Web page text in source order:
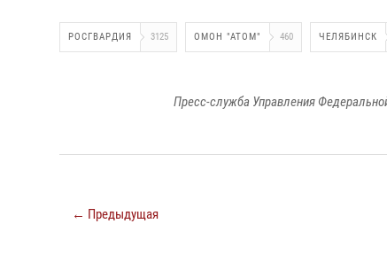
РОСГВАРДИЯ 3125 ОМОН "АТОМ" 460 ЧЕЛЯБИНСК
Пресс-служба Управления
← Предыдущая